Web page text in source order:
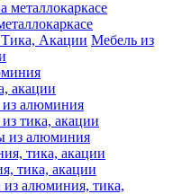
Мебель из
акации
алюминия
тика, акации
из алюминия
тика, акации
тика, акации
из алюминия, тика,